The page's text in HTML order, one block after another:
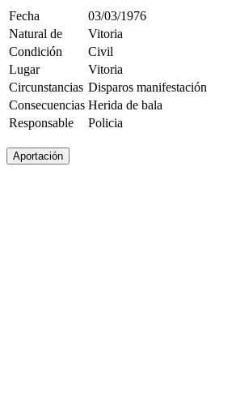
Fecha
03/03/1976
Natural de
Vitoria
Condición
Civil
Lugar
Vitoria
Circunstancias Disparos manifestación
Consecuencias Herida de bala
Responsable
Policia